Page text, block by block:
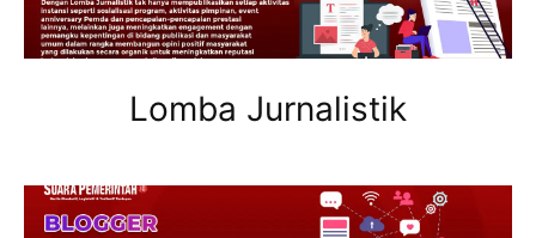
Lomba Jurnalistik